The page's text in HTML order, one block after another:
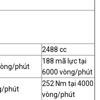
2488 cc
phút
188 mã lực tại
6000 vòng/phút
phút
252 Nm tại 4000
vòng/phút